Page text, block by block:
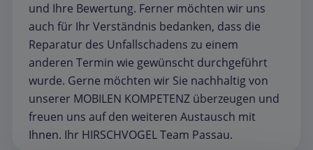
und Ihre Bewertung. Ferner möchten wir uns
auch für Ihr Verständnis bedanken, dass die
Reparatur des Unfallschadens zu einem
anderen Termin wie gewünscht durchgeführt
wurde. Gerne möchten wir Sie nachhaltig von
unserer MOBILEN KOMPETENZ überzeugen und
freuen uns auf den weiteren Austausch mit
Ihnen. Ihr HIRSCHVOGEL Team Passau.